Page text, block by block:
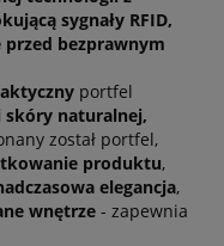
sygnały RFID,
bezprawnym
portfel
naturalnej,
został portfel,
produktu,
elegancja,
wnętrze - zapewnia